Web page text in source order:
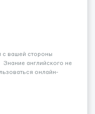
с вашей стороны
Знание английского не
онлайн-
...